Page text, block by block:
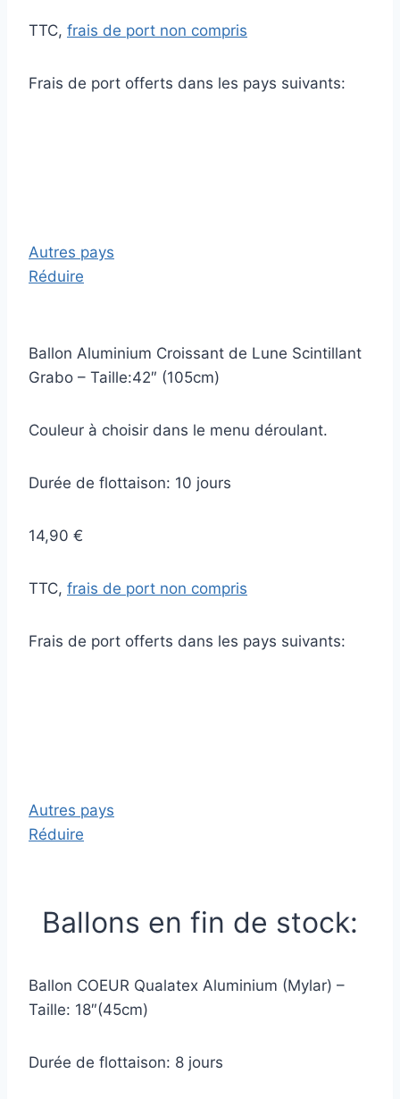
TTC, frais de port non compris
Frais de port offerts dans les pays suivants:
Autres pays
Réduire
Ballon Aluminium Croissant de Lune Scintillant
Grabo – Taille:42″ (105cm)
Couleur à choisir dans le menu déroulant.
Durée de flottaison: 10 jours
14,90 €
TTC, frais de port non compris
Frais de port offerts dans les pays suivants:
Autres pays
Réduire
Ballons en fin de stock:
Ballon COEUR Qualatex Aluminium (Mylar) –
Taille: 18″(45cm)
Durée de flottaison: 8 jours